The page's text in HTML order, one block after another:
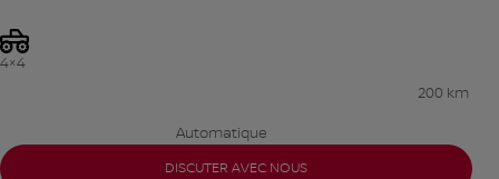
4×4
Automatique
200 km
DISCUTER AVEC NOUS